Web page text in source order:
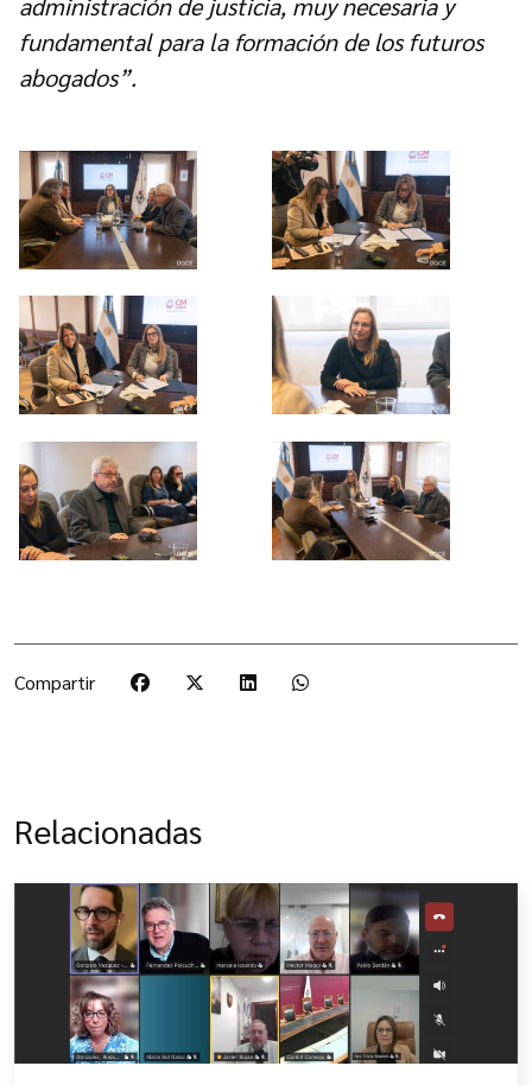
fundamental para la formación de los futuros
abogados”.
Compartir
Relacionadas